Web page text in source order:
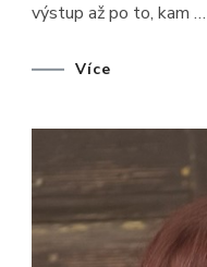
výstup až po to, kam …
Více